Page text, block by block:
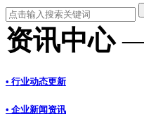
资讯中心
• 行业动态更新
• 企业新闻资讯